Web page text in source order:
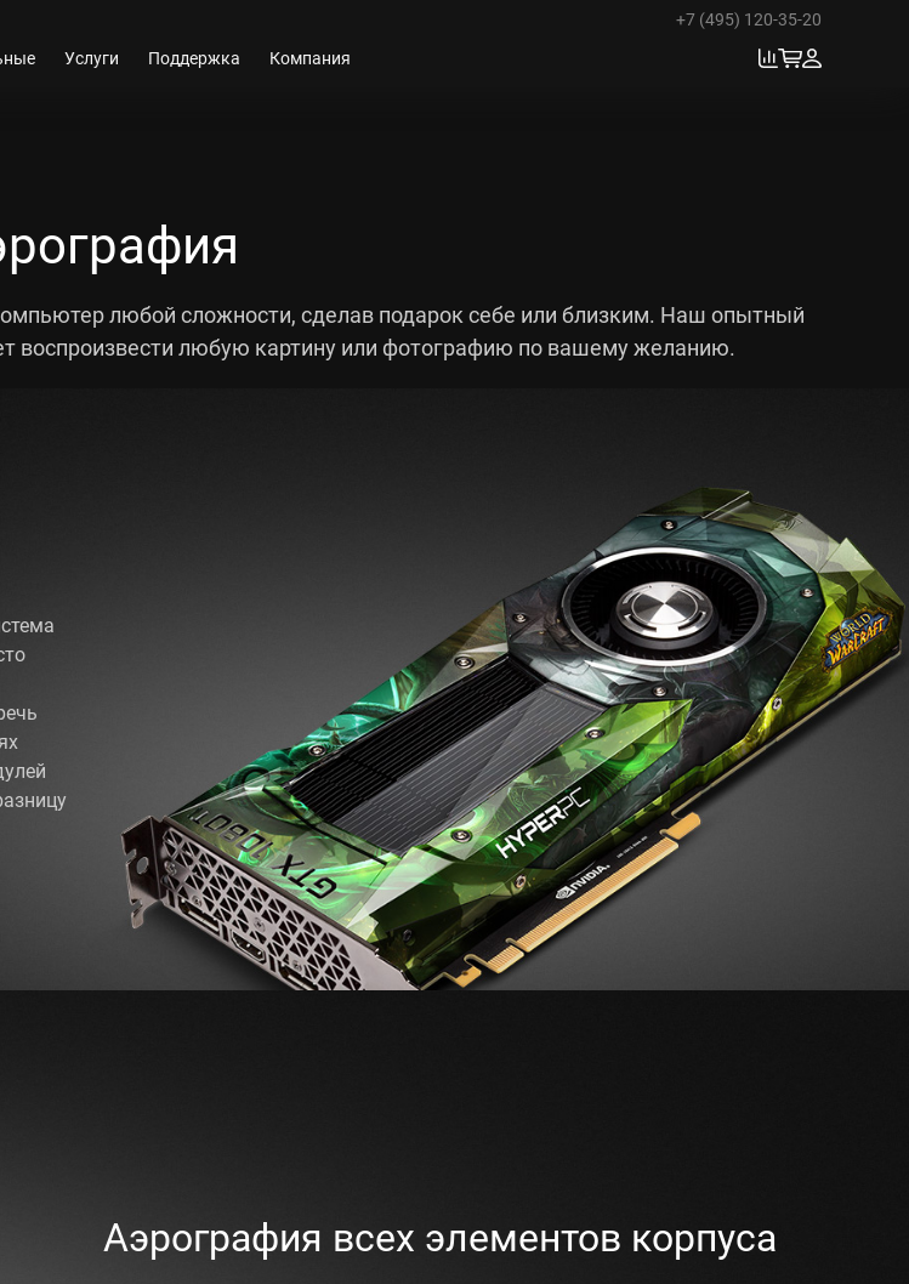
+7 (495) 120-35-20
Услуги Поддержка Компания
любой сложности, сделав подарок себе или близким. Наш опытный
воспроизвести любую картину или фотографию по вашему желанию.
Аэрография всех элементов корпуса